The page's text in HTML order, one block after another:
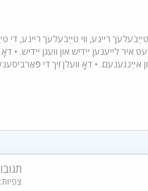
טײַבעלעך ריינע, ווי טײַבעלעך ריינע,
לייענען ײִדיש און וועגן ײִדיש. •
• דאָ וועלן זיך די
צפיות